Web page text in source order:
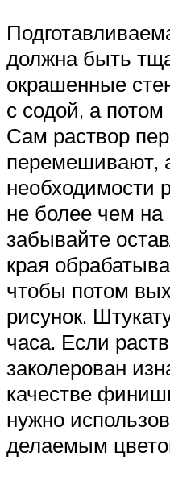
должна быть
окрашенные
с содой, а
Сам раствор
перемешивают,
необходимости
не более чем
забывайте
края
чтобы потом
рисунок.
часа. Если
заколерован
качестве
нужно
делаемым